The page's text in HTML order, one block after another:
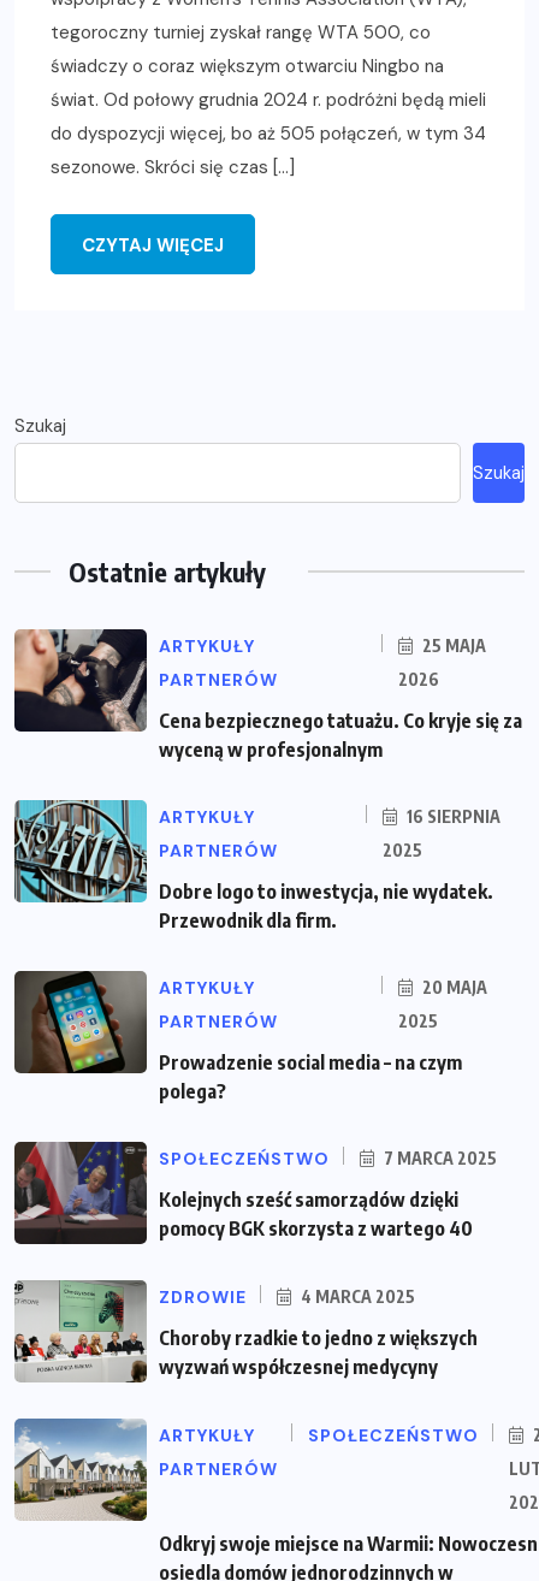
tegoroczny turniej zyskał rangę WTA 500, co
świadczy o coraz większym otwarciu Ningbo na
świat. Od połowy grudnia 2024 r. podróżni będą mieli
do dyspozycji więcej, bo aż 505 połączeń, w tym 34
sezonowe. Skróci się czas […]
CZYTAJ WIĘCEJ
Szukaj
Szukaj
Ostatnie artykuły
ARTYKUŁY
PARTNERÓW
25 MAJA
2026
Cena bezpiecznego tatuażu. Co kryje się za
wyceną w profesjonalnym
ARTYKUŁY
PARTNERÓW
16 SIERPNIA
2025
Dobre logo to inwestycja, nie wydatek.
Przewodnik dla firm.
ARTYKUŁY
PARTNERÓW
20 MAJA
2025
Prowadzenie social media – na czym
polega?
SPOŁECZEŃSTWO 7 MARCA 2025
Kolejnych sześć samorządów dzięki
pomocy BGK skorzysta z wartego 40
ZDROWIE 4 MARCA 2025
Choroby rzadkie to jedno z większych
wyzwań współczesnej medycyny
ARTYKUŁY
PARTNERÓW
SPOŁECZEŃSTWO
Odkryj swoje miejsce na Warmii:
osiedla domów jednorodzinnych w